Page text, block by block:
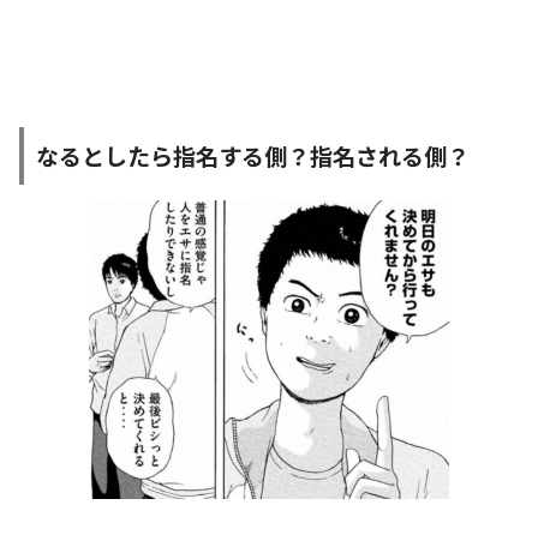
なるとしたら指名する側？指名される側？